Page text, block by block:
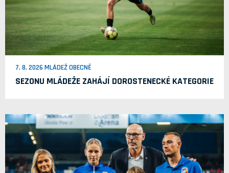
7. 8. 2026 MLÁDEŽ OBECNĚ
SEZONU MLÁDEŽE ZAHÁJÍ DOROSTENECKÉ KATEGORIE